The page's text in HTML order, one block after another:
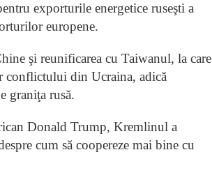
exporturile energetice ruseşti a
europene.
şi reunificarea cu Taiwanul, la care
conflictului din Ucraina, adică
graniţa rusă.
Donald Trump, Kremlinul a
cum să coopereze mai bine cu